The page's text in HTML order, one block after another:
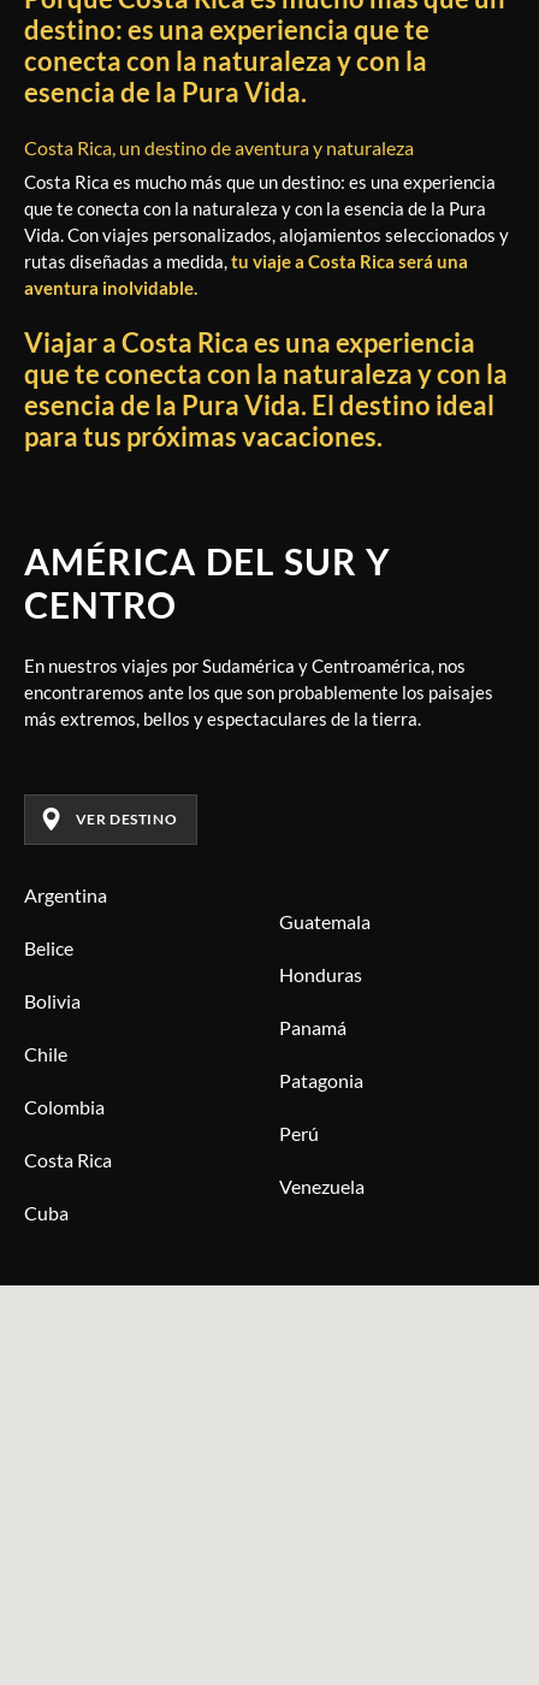
destino: es una experiencia que te
conecta con la naturaleza y con la
esencia de la Pura Vida.
Costa Rica, un destino de aventura y naturaleza
Costa Rica es mucho más que un destino: es una experiencia
que te conecta con la naturaleza y con la esencia de la Pura
Vida. Con viajes personalizados, alojamientos seleccionados y
rutas diseñadas a medida,tu viaje a Costa Rica será una
aventura inolvidable.
Viajar a Costa Rica es una experiencia
que te conecta con la naturaleza y con la
esencia de la Pura Vida. El destino ideal
para tus próximas vacaciones.
AMÉRICA DEL SUR Y
CENTRO
En nuestros viajes por Sudamérica y Centroamérica, nos
encontraremos ante los que son probablemente los paisajes
más extremos, bellos y espectaculares de la tierra.
VER DESTINO
Argentina
Belice
Bolivia
Chile
Colombia
Costa Rica
Cuba
Guatemala
Honduras
Panamá
Patagonia
Perú
Venezuela